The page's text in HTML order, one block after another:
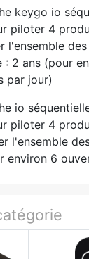
keygo io
piloter 4
l'ensemble des
2 ans (pour
par jour)
io
piloter 4
l'ensemble
environ 6